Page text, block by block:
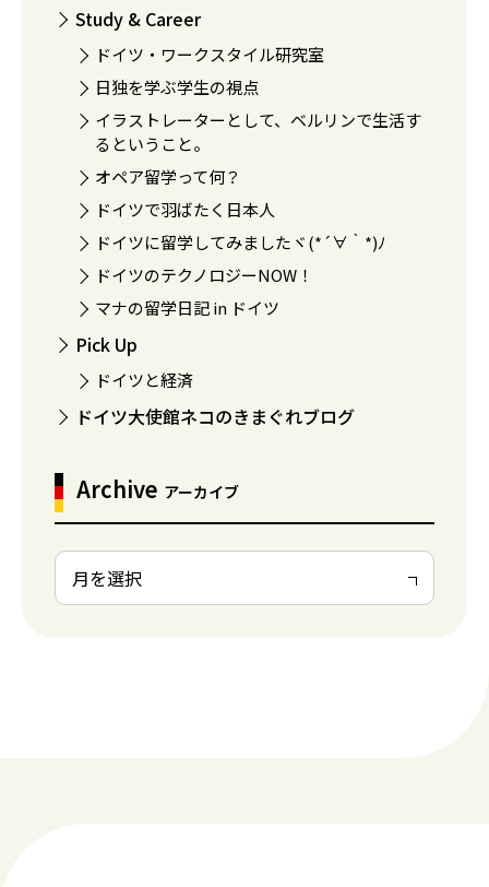
Study & Career
ドイツ・ワークスタイル研究室
日独を学ぶ学生の視点
イラストレーターとして、ベルリンで生活す
るということ。
オペア留学って何？
ドイツで羽ばたく日本人
ドイツに留学してみましたヾ(*´∀｀*)ﾉ
ドイツのテクノロジーNOW！
マナの留学日記 in ドイツ
Pick Up
ドイツと経済
ドイツ大使館ネコのきまぐれブログ
Archive アーカイブ